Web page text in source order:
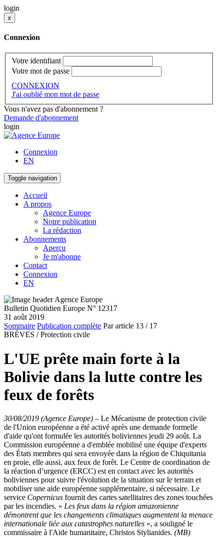
login
x
Connexion
Votre identifiant
Votre mot de passe
CONNEXION
J'ai oublié mon mot de passe
Vous n'avez pas d'abonnement ?
Demande d'abonnement
login
Connexion
EN
Toggle navigation
Accueil
A propos
Agence Europe
Notre publication
La rédaction
Abonnements
Aperçu
Je m'abonne
Contact
Connexion
EN
Bulletin Quotidien Europe N° 12317
31 août 2019
Sommaire Publication complète Par article 13 / 17
BRÈVES / Protection civile
L'UE prête main forte à la
Bolivie dans la lutte contre les
feux de forêts
30/08/2019 (Agence Europe) – Le Mécanisme de protection civile
de l'Union européenne a été activé après une demande formelle
d'aide qu'ont formulée les autorités boliviennes jeudi 29 août. La
Commission européenne a d'emblée mobilisé une équipe d'experts
des États membres qui sera envoyée dans la région de Chiquitania
en proie, elle aussi, aux feux de forêt. Le Centre de coordination de
la réaction d’urgence (ERCC) est en contact avec les autorités
boliviennes pour suivre l'évolution de la situation sur le terrain et
mobiliser une aide européenne supplémentaire, si nécessaire. Le
service Copernicus fournit des cartes satellitaires des zones touchées
par les incendies. « Les feux dans la région amazonienne
démontrent que les changements climatiques augmentent la menace
internationale liée aux catastrophes naturelles », a souligné le
commissaire à l'Aide humanitaire, Christos Stylianides. (MB)